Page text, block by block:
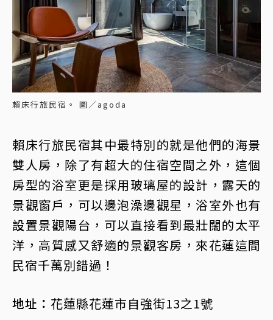
賴床行旅民宿。 圖／agoda
賴床行旅民宿其中最特別的就是他們的海景
雙人房，除了有超大的住宿空間之外，這個
房型的浴室更是採用玻璃屋的設計，露天的
景觀窗戶，可以邊泡澡邊觀星，浴室外也有
設置景觀陽台，可以直接看到最壯闊的太平
洋，高質感又舒適的景觀客房，來花蓮這間
民宿千萬別錯過！
地址： 花蓮縣花蓮市自強街13之1號